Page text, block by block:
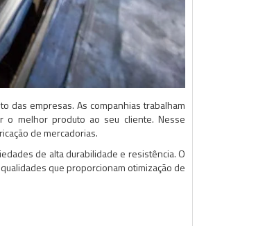
das empresas. As companhias trabalham
o melhor produto ao seu cliente. Nesse
de mercadorias.
de alta durabilidade e resistência. O
que proporcionam otimização de